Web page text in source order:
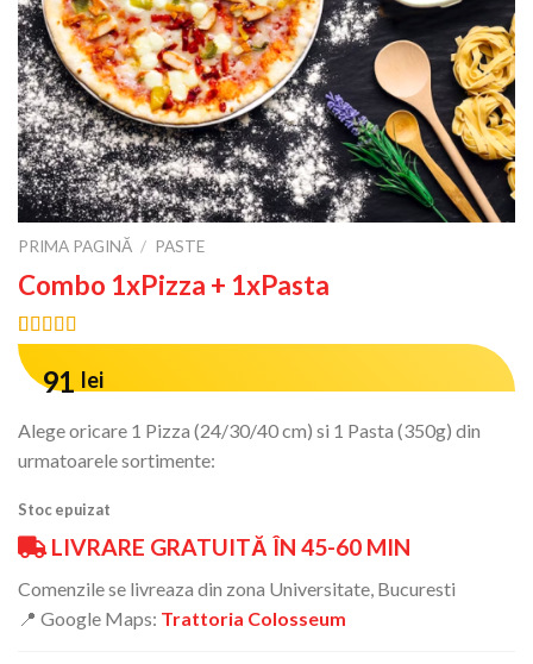
PRIMA PAGINĂ / PASTE
Combo 1xPizza + 1xPasta
Evaluat la
4.91din 5 pe
baza a
11
clienților
91 lei
Alege oricare 1 Pizza (24/30/40 cm) si 1 Pasta (350g) din
urmatoarele sortimente:
Stoc epuizat
LIVRARE GRATUITĂ ÎN 45-60 MIN
Comenzile se livreaza din zona Universitate, Bucuresti
📍 Google Maps: Trattoria Colosseum